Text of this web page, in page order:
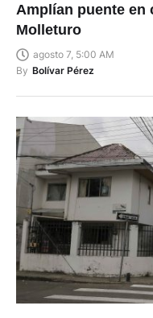
Amplían puente en
Molleturo
agosto 7, 5:00 AM
By Bolívar Pérez